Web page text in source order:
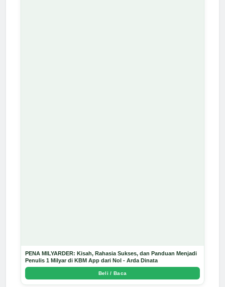
PENA MILYARDER: Kisah, Rahasia Sukses, dan Panduan Menjadi
Penulis 1 Milyar di KBM App dari Nol - Arda Dinata
Beli / Baca